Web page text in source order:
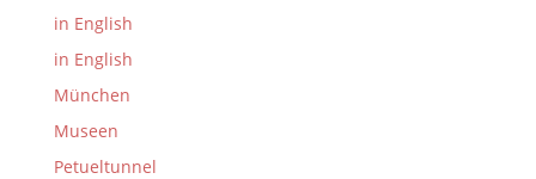
in English
in English
München
Museen
Petueltunnel